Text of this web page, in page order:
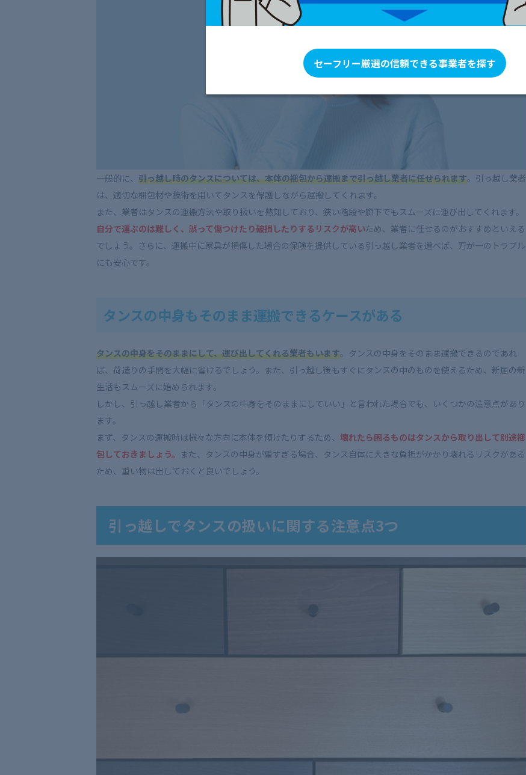
一般的に、 引っ越し時のタンスについては、本体の梱包から運搬まで引っ越し業者に任せられます。引っ越し業者
は、適切な梱包材や技術を用いてタンスを保護しながら運搬してくれます。
また、業者はタンスの運搬方法や取り扱いを熟知しており、狭い階段や廊下でもスムーズに運び出してくれます。
自分で運ぶのは難しく、誤って傷つけたり破損したりするリスクが高いため、業者に任せるのがおすすめといえる
でしょう。さらに、運搬中に家具が損傷した場合の保険を提供している引っ越し業者を選べば、万が一のトラブル
にも安心です。
タンスの中身もそのまま運搬できるケースがある
タンスの中身をそのままにして、運び出してくれる業者もいます。タンスの中身をそのまま運搬できるのであれ
ば、荷造りの手間を大幅に省けるでしょう。また、引っ越し後もすぐにタンスの中のものを使えるため、新居の新
生活もスムーズに始められます。
しかし、引っ越し業者から「タンスの中身をそのままにしていい」と言われた場合でも、いくつかの注意点があり
ます。
まず、タンスの運搬時は様々な方向に本体を傾けたりするため、 壊れたら困るものはタンスから取り出して別途梱
包しておきましょう。 また、タンスの中身が重すぎる場合、タンス自体に大きな負担がかかり壊れるリスクがある
ため、重い物は出しておくと良いでしょう。
引っ越しでタンスの扱いに関する注意点3つ
セーフリー厳選の信頼できる事業者を探す